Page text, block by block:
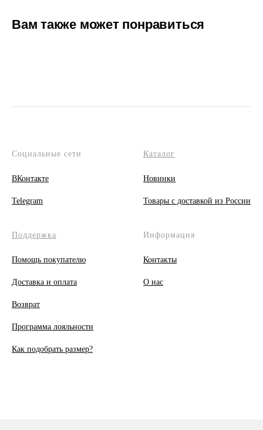
Вам также может понравиться
Социальные сети
ВКонтакте
Telegram
Каталог
Новинки
Товары с доставкой из России
Поддержка
Помощь покупателю
Доставка и оплата
Возврат
Программа лояльности
Как подобрать размер?
Информация
Контакты
О нас